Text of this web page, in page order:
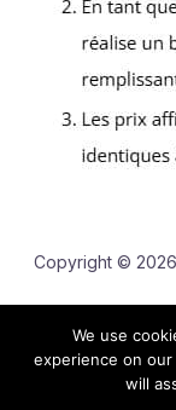
Copyright ©
We use
experience on
will